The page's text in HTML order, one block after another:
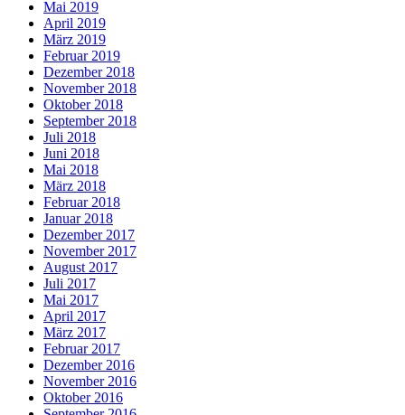
Mai 2019
April 2019
März 2019
Februar 2019
Dezember 2018
November 2018
Oktober 2018
September 2018
Juli 2018
Juni 2018
Mai 2018
März 2018
Februar 2018
Januar 2018
Dezember 2017
November 2017
August 2017
Juli 2017
Mai 2017
April 2017
März 2017
Februar 2017
Dezember 2016
November 2016
Oktober 2016